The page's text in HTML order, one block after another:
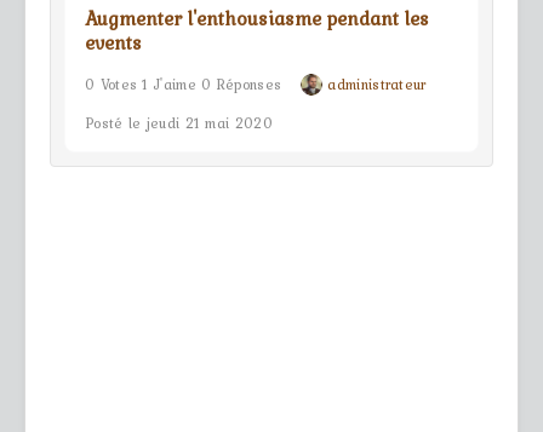
Augmenter l'enthousiasme pendant les
events
0 Votes 1 J'aime 0 Réponses
administrateur
Posté le jeudi 21 mai 2020